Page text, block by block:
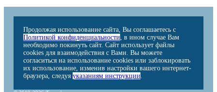
Продолжая использование сайта, Вы соглашаетесь с
Политикой конфиденциальности, в ином случае Вам
необходимо покинуть сайт. Сайт использует файлы
cookies для взаимодействия с Вами. Вы можете
согласиться на использование cookies или заблокировать
их использование, изменив настройки вашего интернет-
браузера, следуя указаниям инструкции.